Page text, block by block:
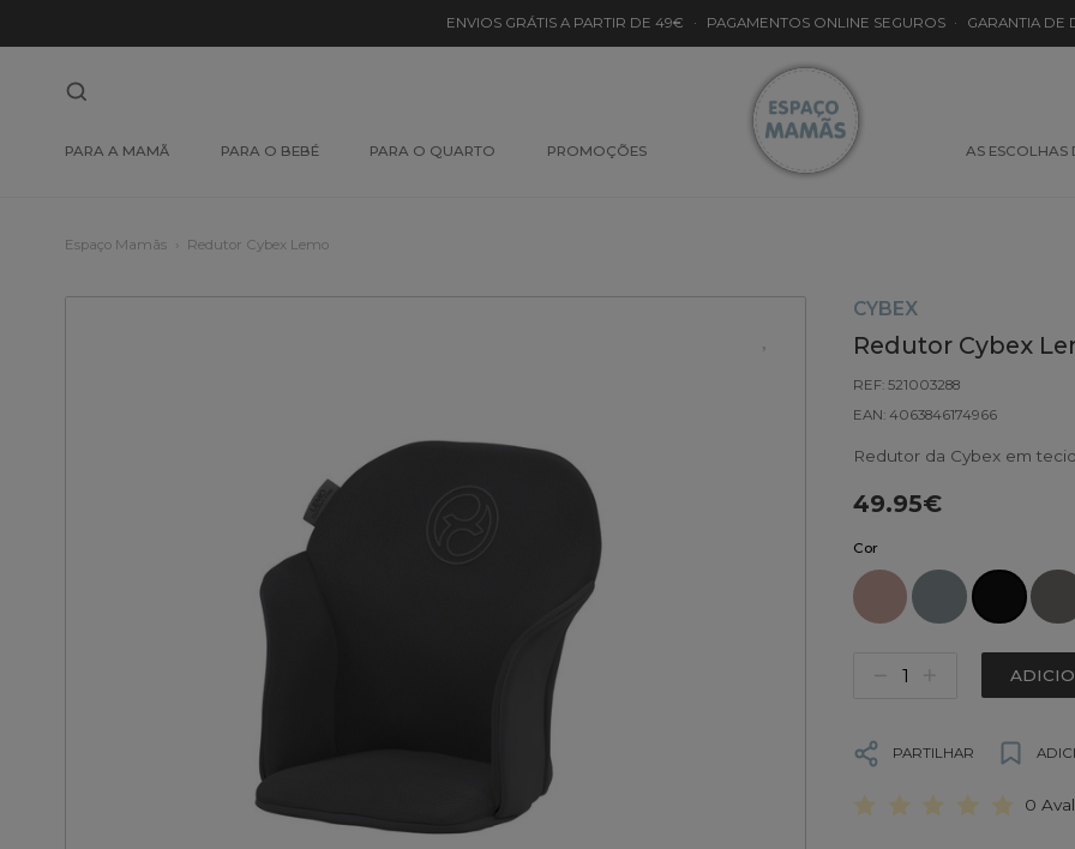
ENVIOS GRÁTIS A PARTIR DE 49€ · PAGAMENTOS ONLINE SEGUROS · GARANTIA DE
PARA A MAMÃ PARA O BEBÉ PARA O QUARTO PROMOÇÕES AS ESCOLHAS
Espaço Mamãs Redutor Cybex Lemo
CYBEX
Redutor Cybex
REF: 521003288
EAN: 4063846174966
Redutor da Cybex em
49.95€
Cor
PARTILHAR
0